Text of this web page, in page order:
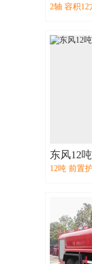
2轴 容积12
东风12
12吨 前置